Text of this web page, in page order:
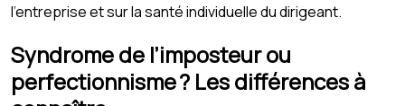
l’entreprise et sur la santé individuelle du dirigeant.
Syndrome de l’imposteur ou
perfectionnisme ? Les différences à